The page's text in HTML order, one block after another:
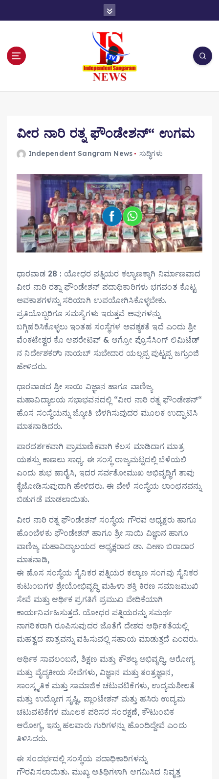
ವೀರ ನಾರಿ ರತ್ನ ಫೌಂಡೇಶನ್“ ಉಗಮ
Independent Sangram News ಸುದ್ಧಿಗಳು
ಧಾರವಾಡ 28 : ಯೋಧರ ಪತ್ನಿಯರ ಕಲ್ಯಾಣಕ್ಕಾಗಿ ನಿರ್ಮಾಣವಾದ
ವೀರ ನಾರಿ ರತ್ನಾ ಫೌಂಡೇಶನ್ ಪದಾಧಿಕಾರಿಗಳು ಭಗವಂತ ಕೊಟ್ಟ
ಅವಕಾಶಗಳನ್ನು ಸರಿಯಾಗಿ ಉಪಯೋಗಿಸಿಕೊಳ್ಳಬೇಕು.
ಪ್ರತಿಯೊಬ್ಬರಿಗೂ ಸಮಸ್ಯೆಗಳು ಇರುತ್ತವೆ ಅವುಗಳನ್ನು
ಬಗ್ಗಿಹರಿಸಿಕೊಳ್ಳಲು ಇಂತಹ ಸಂಸ್ಥೆಗಳ ಅವಶ್ಯಕತೆ ಇದೆ ಎಂದು ಶ್ರೀ
ವೆಂಕಟೇಶ್ವರ ಕೊ ಆಪರೇಟಿವ್ & ಆಗ್ರೋ ಪ್ರೊಸೆಸಿಂಗ್ ಲಿಮಿಟೆಡ್
ನ ನಿರ್ದೇಶಕರಾ್ ನಾಯಬ್ ಸುಬೇದಾರ ಯಲ್ಲಪ್ಪ ಪುಟ್ಟಪ್ಪ ಜಗ್ರುಂಜಿ
ಹೇಳಿದರು.
ಧಾರವಾಡದ ಶ್ರೀ ಸಾಯಿ ವಿಜ್ಞಾನ ಹಾಗೂ ವಾಣಿಜ್ಯ
ಮಹಾವಿದ್ಯಾಲಯ ಸಭಾಭವನದಲ್ಲಿ “ವೀರ ನಾರಿ ರತ್ನ ಫೌಂಡೇಶನ್“
ಹೊಸ ಸಂಸ್ಥೆಯನ್ನು ಜ್ಯೋತಿ ಬೆಳಗಿಸುವುದರ ಮೂಲಕ ಉದ್ಘಾಟಿಸಿ
ಮಾತನಾಡಿದರು.
ಪಾರದರ್ಶಕವಾಗಿ ಪ್ರಾಮಾಣಿಕವಾಗಿ ಕೆಲಸ ಮಾಡಿದಾಗ ಮಾತ್ರ
ಯಶಸ್ಸು ಕಾಣಲು ಸಾಧ್ಯ. ಈ ಸಂಸ್ಥೆ ರಾಜ್ಯಮಟ್ಟದಲ್ಲಿ ಬೆಳೆಯಲಿ
ಎಂದು ಶುಭ ಹಾರೈಸಿ, ಇದರ ಸರ್ವತೋಮುಖ ಅಭಿವೃದ್ಧಿಗೆ ತಾವು
ಕೈಜೋಡಿಸುವುದಾಗಿ ಹೇಳಿದರು. ಈ ವೇಳೆ ಸಂಸ್ಥೆಯ ಲಾಂಛನವನ್ನು
ಬಿಡುಗಡೆ ಮಾಡಲಾಯಿತು.
ವೀರ ನಾರಿ ರತ್ನ ಫೌಂಡೇಶನ್ ಸಂಸ್ಥೆಯ ಗೌರವ ಅಧ್ಯಕ್ಷರು ಹಾಗೂ
ಹೊಂಬೆಳಕು ಫೌಂಡೇಶನ್ ಹಾಗೂ ಶ್ರೀ ಸಾಯಿ ವಿಜ್ಞಾನ ಹಾಗೂ
ವಾಣಿಜ್ಯ ಮಹಾವಿದ್ಯಾಲಯದ ಅಧ್ಯಕ್ಷರಾದ ಡಾ. ವೀಣಾ ಬಿರಾದಾರ
ಮಾತನಾಡಿ,
ಈ ಹೊಸ ಸಂಸ್ಥೆಯ ಸೈನಿಕರ ಪತ್ನಿಯರ ಕಲ್ಯಾಣ ಸಂಗವು ಸೈನಿಕರ
ಕುಟುಂಬಗಳ ಶ್ರೇಯೋಭಿವೃದ್ಧಿ ಮಹಿಳಾ ಶಕ್ತಿ ಕಿರಣ ಸಮಾಜಮುಖಿ
ಸೇವೆ ಮತ್ತು ಆರ್ಥಿಕ ಪ್ರಗತಿಗೆ ಪ್ರಮುಖ ವೇದಿಕೆಯಾಗಿ
ಕಾರ್ಯನಿರ್ವಹಿಸುತ್ತದೆ. ಯೋಧರ ಪತ್ನಿಯರನ್ನು ಸಮರ್ಥ
ನಾಗರಿಕರಾಗಿ ರೂಪಿಸುವುದರ ಜೊತೆಗೆ ದೇಶದ ಆರ್ಥಿಕತೆಯಲ್ಲಿ
ಮಹತ್ವದ ಪಾತ್ರವನ್ನು ವಹಿಸುವಲ್ಲಿ ಸಹಾಯ ಮಾಡುತ್ತದೆ ಎಂದರು.
ಆರ್ಥಿಕ ಸಾವಲಂಬನೆ, ಶಿಕ್ಷಣ ಮತ್ತು ಕೌಶಲ್ಯ ಅಭಿವೃದ್ಧಿ, ಆರೋಗ್ಯ
ಮತ್ತು ವೈದ್ಯಕೀಯ ಸೇವೆಗಳು, ವಿಜ್ಞಾನ ಮತ್ತು ತಂತ್ರಜ್ಞಾನ,
ಸಾಂಸ್ಕೃತಿಕ ಮತ್ತು ಸಾಮಾಜಿಕ ಚಟುವಟಿಕೆಗಳು, ಉದ್ಯಮಶೀಲತೆ
ಮತ್ತು ಉದ್ಯೋಗ ಸೃಷ್ಟಿ, ಪ್ಲಾಂಟೇಶನ್ ಮತ್ತು ಹಸಿರು ಉದ್ಯಮ
ಚಟುವಟಿಕೆಗಳ ಮೂಲಕ ಪರಿಸರ ಸಂರಕ್ಷಣೆ, ಕೌಟುಂಬಿಕ
ಆರೋಗ್ಯ, ಇನ್ನು ಹಲವಾರು ಗುರಿಗಳನ್ನು ಹೊಂದಿದ್ದೇವೆ ಎಂದು
ತಿಳಿಸಿದರು.
ಈ ಸಂದರ್ಭದಲ್ಲಿ ಸಂಸ್ಥೆಯ ಪದಾಧಿಕಾರಿಗಳನ್ನು
ಗೌರವಿಸಲಾಯಿತು. ಮುಖ್ಯ ಅತಿಥಿಗಳಾಗಿ ಆಗಮಿಸಿದ ನಿವೃತ್ತ